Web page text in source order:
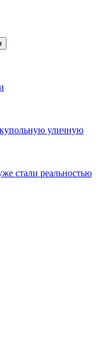
уличную
стали реальностью